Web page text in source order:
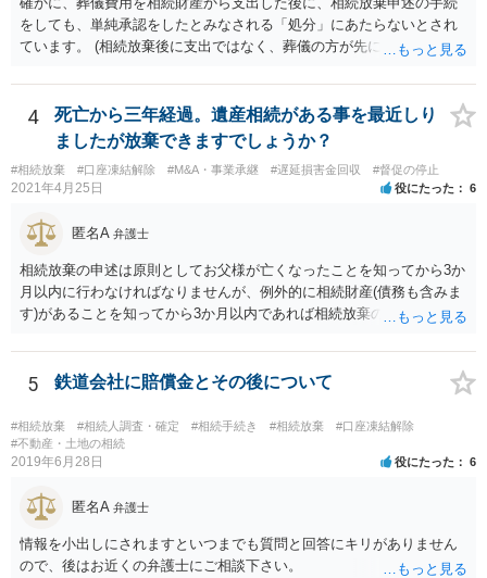
をしても、単純承認をしたとみなされる「処分」にあたらないとされ
ています。 (相続放棄後に支出ではなく、葬儀の方が先に来るのが通常
述の手続ということだと思いますが) ただ、葬儀費用ならいくらでもよ
いということではなく、身分相応の、社会的儀式として当然認められ
る程度の金額に留まると考えた方がよいです。 もし、相続人の皆さん
に葬儀費用を支出する経済力がなく、質素な葬儀を行った費用であれ
ば相続財産から支出しても単純承認と認められない可能性が高いの
で、相続放棄申述が受理される可能性も高いと思います。
4
死亡から三年経過。遺産相続がある事を最近しり
ましたが放棄できますでしょうか？
#相続放棄 #口座凍結解除 #M&A・事業承継 #遅延損害金回収 #督促の停止
2021年4月25日 役にたった 6
匿名A 弁護士
相続放棄の申述は原則としてお父様が亡くなったことを知ってから3か
月以内に行わなければなりませんが、例外的に相続財産(債務も含みま
す)があることを知ってから3か月以内であれば相続放棄の申述が認め
したら、早急に家裁に行って相続放棄の申述をしたい旨告げて必要な
書類を提出されることをおすすめいたします。 なお、お父様の債務が
他にもあるかもしれないというリスクを考えますと、相続放棄の申述
にあたっては、法テラスの無料相談等を利用して弁護士に相談するこ
とも十分考えられるかと存じます。また、ご記載いただいた事実関係
を拝見するかぎり、再婚相手のかたは既に相続放棄をされている可能
5 鉄道会社に賠償金とその後について
#相続放棄 #相続人調査・確定 #相続手続き #相続放棄
#口座凍結解除
#不動産・土地の相続
2019年6月28日 役にたった 6
匿名A 弁護士
情報を小出しにされますといつまでも質問と回答にキリがありません
ので、後はお近くの弁護士にご相談下さい。